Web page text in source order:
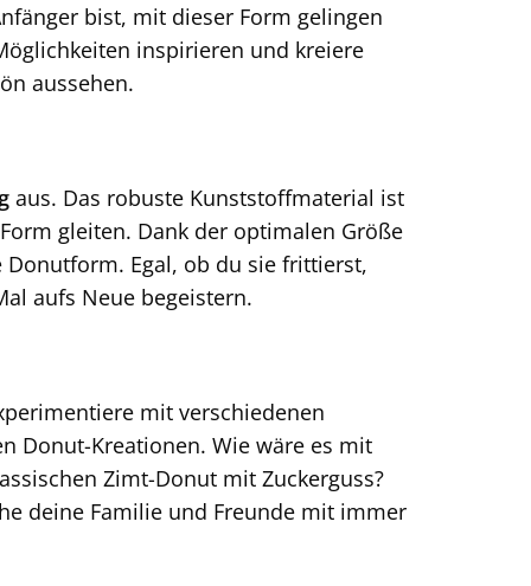
bist, mit dieser Form gelingen
inspirieren und kreiere
aussehen.
aus. Das robuste Kunststoffmaterial ist
gleiten. Dank der optimalen Größe
Egal, ob du sie frittierst,
aufs Neue begeistern.
mit verschiedenen
Donut-Kreationen. Wie wäre es mit
Zimt-Donut mit Zuckerguss?
deine Familie und Freunde mit immer